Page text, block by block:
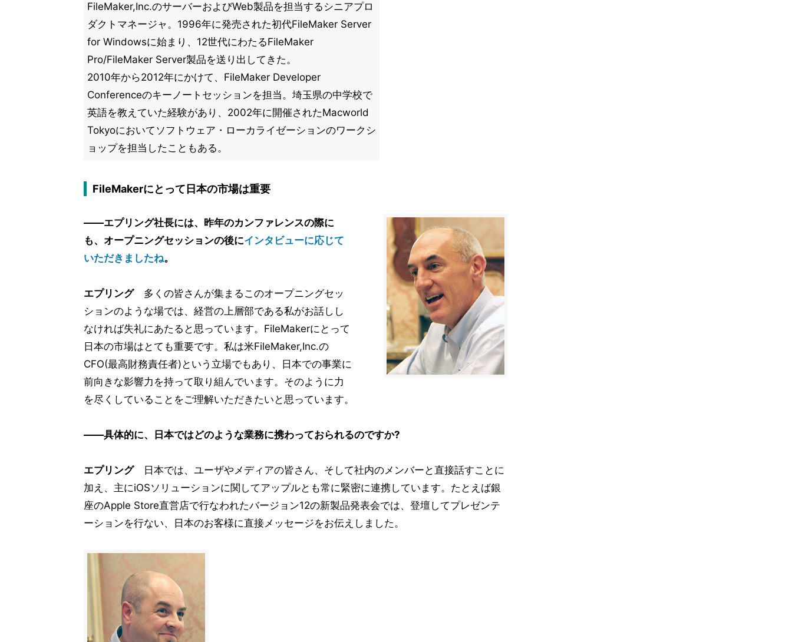
FileMaker,Inc.のサーバーおよびWeb製品を担当するシニアプロ
ダクトマネージャ。1996年に発売された初代FileMaker Server
for Windowsに始まり、12世代にわたるFileMaker
Pro/FileMaker Server製品を送り出してきた。
2010年から2012年にかけて、FileMaker Developer
Conferenceのキーノートセッションを担当。埼玉県の中学校で
英語を教えていた経験があり、2002年に開催されたMacworld
Tokyoにおいてソフトウェア・ローカライゼーションのワークシ
ョップを担当したこともある。
FileMakerにとって日本の市場は重要
――エプリング社長には、昨年のカンファレンスの際に
も、オープニングセッションの後にインタビューに応じて
いただきましたね。
エプリング多くの皆さんが集まるこのオープニングセッ
ションのような場では、経営の上層部である私がお話しし
なければ失礼にあたると思っています。FileMakerにとって
日本の市場はとても重要です。私は米FileMaker,Inc.の
CFO(最高財務責任者)という立場でもあり、日本での事業に
前向きな影響力を持って取り組んでいます。そのように力
を尽くしていることをご理解いただきたいと思っています。
――具体的に、日本ではどのような業務に携わっておられるのですか?
エプリング日本では、ユーザやメディアの皆さん、そして社内のメンバーと直接話すことに
加え、主にiOSソリューションに関してアップルとも常に緊密に連携しています。たとえば銀
座のApple Store直営店で行なわれたバージョン12の新製品発表会では、登壇してプレゼンテ
ーションを行ない、日本のお客様に直接メッセージをお伝えしました。